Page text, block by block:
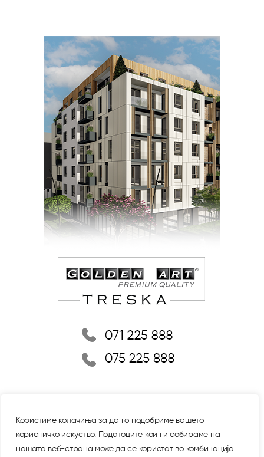
Користиме колачиња за да го подобриме вашето
корисничко искуство. Податоците кои ги собираме на
нашата веб-страна може да се користат во комбинација